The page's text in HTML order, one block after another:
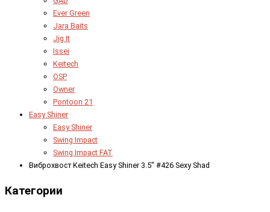
Ever Green
Jara Baits
Jig It
Issei
Keitech
OSP
Owner
Pontoon 21
Easy Shiner
Easy Shiner
Swing Impact
Swing Impact FAT
Виброхвост Keitech Easy Shiner 3.5" #426 Sexy Shad
Категории